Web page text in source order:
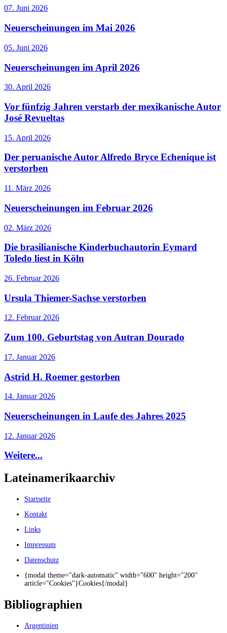
07. Juni 2026
Neuerscheinungen im Mai 2026
05. Juni 2026
Neuerscheinungen im April 2026
30. April 2026
Vor fünfzig Jahren verstarb der mexikanische Autor
José Revueltas
15. April 2026
Der peruanische Autor Alfredo Bryce Echenique ist
verstorben
11. März 2026
Neuerscheinungen im Februar 2026
02. März 2026
Die brasilianische Kinderbuchautorin Eymard
Toledo liest in Köln
26. Februar 2026
Ursula Thiemer-Sachse verstorben
12. Februar 2026
Zum 100. Geburtstag von Autran Dourado
17. Januar 2026
Astrid H. Roemer gestorben
14. Januar 2026
Neuerscheinungen in Laufe des Jahres 2025
12. Januar 2026
Weitere...
Lateinamerikaarchiv
Startseite
Kontakt
Links
Impressum
Datenschutz
{modal theme="dark-automatic" width="600" height="200"
article="Cookies"}Cookies{/modal}
Bibliographien
Argentinien